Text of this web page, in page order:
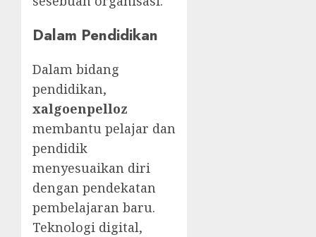
Dalam Pendidikan
Dalam bidang
pendidikan,
xalgoenpelloz
membantu pelajar dan
pendidik
menyesuaikan diri
dengan pendekatan
pembelajaran baru.
Teknologi digital,